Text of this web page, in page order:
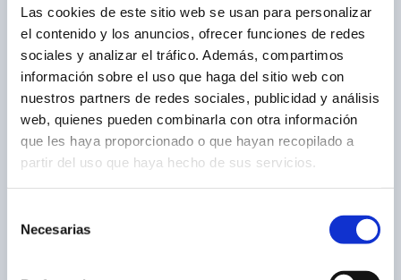
Las cookies de este sitio web se usan para personalizar
el contenido y los anuncios, ofrecer funciones de redes
sociales y analizar el tráfico. Además, compartimos
información sobre el uso que haga del sitio web con
nuestros partners de redes sociales, publicidad y análisis
web, quienes pueden combinarla con otra información
que les haya proporcionado o que hayan recopilado a
partir del uso que haya hecho de sus servicios.
Necesarias